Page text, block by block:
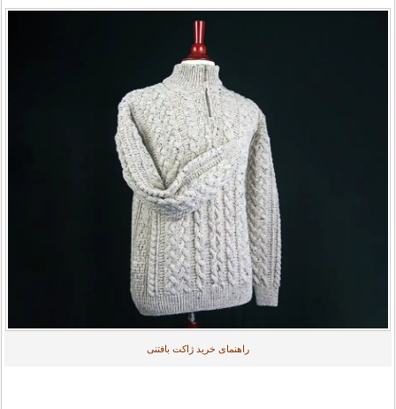
راهنمای خرید ژاکت بافتنی